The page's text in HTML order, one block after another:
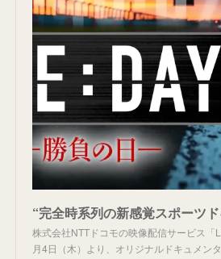
株式会社NTTドコモの映像配信サービス
月4日（木）より、オリジナルドキュメン